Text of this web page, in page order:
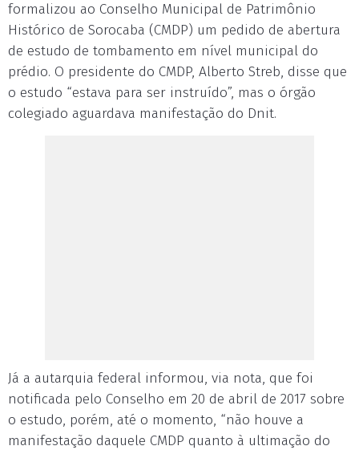
formalizou ao Conselho Municipal de Patrimônio
Histórico de Sorocaba (CMDP) um pedido de abertura
de estudo de tombamento em nível municipal do
prédio. O presidente do CMDP, Alberto Streb, disse que
o estudo “estava para ser instruído”, mas o órgão
colegiado aguardava manifestação do Dnit.
Já a autarquia federal informou, via nota, que foi
notificada pelo Conselho em 20 de abril de 2017 sobre
o estudo, porém, até o momento, “não houve a
manifestação daquele CMDP quanto à ultimação do